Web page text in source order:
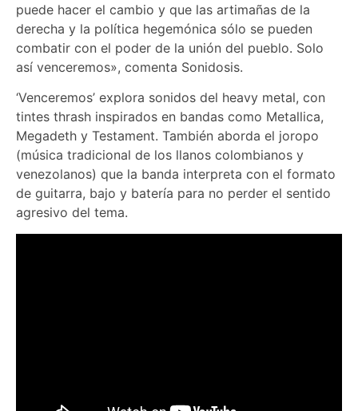
puede hacer el cambio y que las artimañas de la
derecha y la política hegemónica sólo se pueden
combatir con el poder de la unión del pueblo. Solo
así venceremos», comenta Sonidosis.
‘Venceremos’ explora sonidos del heavy metal, con
tintes thrash inspirados en bandas como Metallica,
Megadeth y Testament. También aborda el joropo
(música tradicional de los llanos colombianos y
venezolanos) que la banda interpreta con el formato
de guitarra, bajo y batería para no perder el sentido
agresivo del tema.